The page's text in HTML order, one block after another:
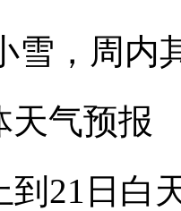
雪，周内
天气预报
到21日白